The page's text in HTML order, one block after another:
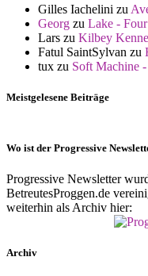
Gilles Iachelini zu
Georg zu Lake - Four
Lars zu Kilbey
Fatul SaintSylvan zu
tux zu Soft Machine
Meistgelesene Beiträge
Wo ist der Progressive
Progressive Newsletter
BetreutesProggen.de
weiterhin als Archiv hier:
Archiv